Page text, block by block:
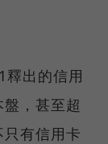
釋出的信用
，甚至超
有信用卡